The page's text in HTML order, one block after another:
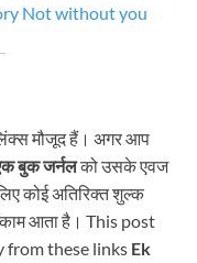
Not without you
मौजूद हैं। अगर आप
बुक जर्नलको उसके एवज
कोई अतिरिक्त शुल्क
काम आता है। This post
from these links Ek